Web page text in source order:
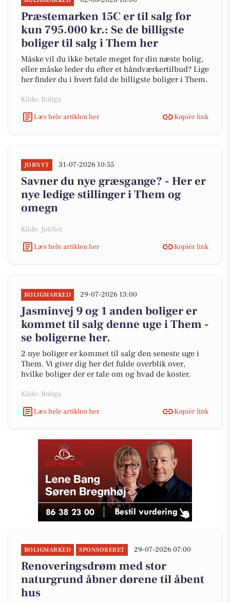
Præstemarken 15C er til salg for
kun 795.000 kr.: Se de billigste
boliger til salg i Them her
Måske vil du ikke betale meget for din næste bolig,
eller måske leder du efter et håndværkertilbud? Lige
her finder du i hvert fald de billigste boliger i Them.
Kilde: Boliga
Læs hele artiklen her
Kopiér link
JOBNYT 31-07-2026 10:55
Savner du nye græsgange? - Her er
nye ledige stillinger i Them og
omegn
Kilde: JobNet
Læs hele artiklen her
Kopiér link
BOLIGMARKED 29-07-2026 13:00
Jasminvej 9 og 1 anden boliger er
kommet til salg denne uge i Them -
se boligerne her.
2 nye boliger er kommet til salg den seneste uge i
Them. Vi giver dig her det fulde overblik over,
hvilke boliger der er tale om og hvad de koster.
Kilde: Boliga
Læs hele artiklen her
Kopiér link
BOLIGMARKED SPONSORERET 29-07-2026 07:00
Renoveringsdrøm med stor
naturgrund åbner dørene til åbent
hus